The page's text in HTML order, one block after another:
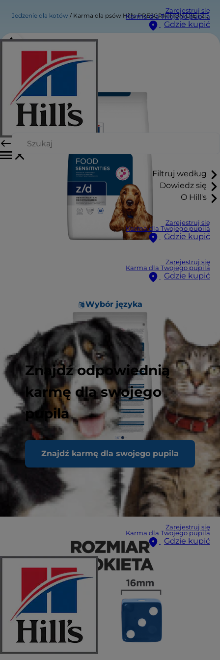
Zarejestruj się
Karma dla Twojego pupila
Gdzie kupić
Filtruj według
Dowiedz się
O Hill's
Zarejestruj się
Karma dla Twojego pupila
Gdzie kupić
Zarejestruj się
Karma dla Twojego pupila
Gdzie kupić
Wybór języka
Znajdź odpowiednią
karmę dla swojego
pupila
Znajdź karmę dla swojego pupila
Zarejestruj się
Karma dla Twojego pupila
Gdzie kupić
Jedzenie dla kotów Karma dla psów Hill's PRESCRIPTION DIET z/d